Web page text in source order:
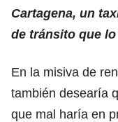
Cartagena, un
de tránsito que
En la misiva de
también desearía
que mal haría en